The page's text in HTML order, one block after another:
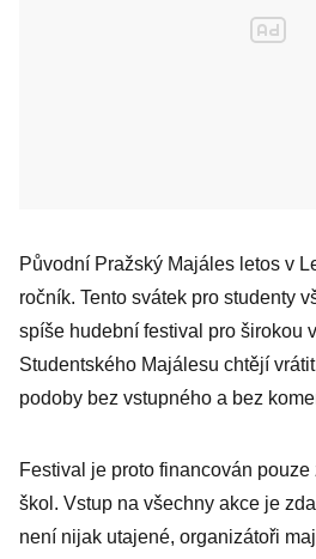
Původní Pražský Majáles letos v
ročník. Tento svátek pro studenty
spíše hudební festival pro širokou
Studentského Majálesu chtějí
podoby bez vstupného a bez
Festival je proto financován
škol. Vstup na všechny akce je
není nijak utajené, organizátoři